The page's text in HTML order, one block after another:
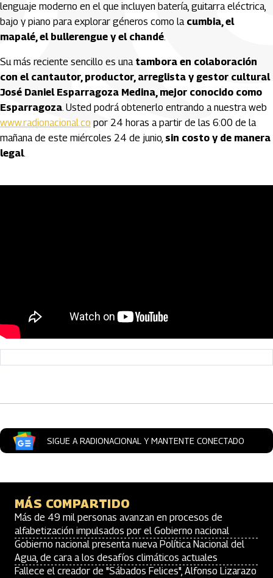
lenguaje moderno en el que incluyen batería, guitarra eléctrica,
bajo y piano para explorar géneros como la cumbia, el
mapalé, el bullerengue y el chandé.
Su más reciente sencillo es una tambora en colaboración
con el cantautor, productor, arreglista y gestor cultural
José Daniel Esparragoza Medina, mejor conocido como
Esparragoza. Usted podrá obtenerlo entrando a nuestra web
www.radionacional.co por 24 horas a partir de las 6:00 de la
mañana de este miércoles 24 de junio, sin costo y de manera
legal.
SIGUE A RADIONACIONAL Y MANTENTE CONECTADO
MÁS COMPARTIDO
Más de 49 mil personas avanzan en procesos de
alfabetización impulsados por el Gobierno nacional
Gobierno nacional presenta nueva Política Nacional del
Agua, de cara a los desafíos climáticos actuales
Fallece el creador de "Sábados Felices", Alfonso Lizarazo